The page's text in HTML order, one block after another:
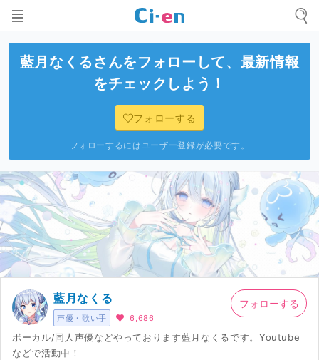
藍月なくる さんをフォローして、最新情報
をチェックしよう！
フォローする
フォローするにはユーザー登録が必要です。
声優・歌い手
藍月なくる
6,686
ボーカル/同人声優などやっております藍月なくるです。Youtube
などで活動中！
フォローする